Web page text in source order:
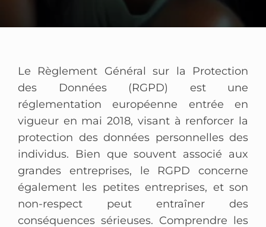
Le Règlement Général sur la Protection
des Données (RGPD) est une
réglementation européenne entrée en
vigueur en mai 2018, visant à renforcer la
protection des données personnelles des
individus. Bien que souvent associé aux
grandes entreprises, le RGPD concerne
également les petites entreprises, et son
non-respect peut entraîner des
conséquences sérieuses. Comprendre les